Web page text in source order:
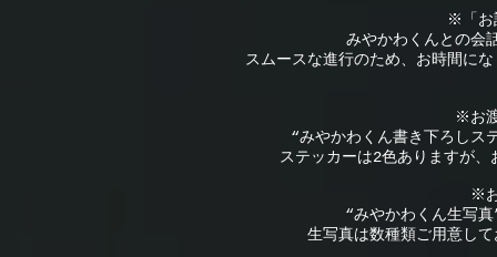
※「お
みやかわくんとの会
スムースな進行のため、お時間に
※お
“みやかわくん書き下ろしス
ステッカーは2色ありますが
※
“みやかわくん生写
生写真は数種類ご用意し